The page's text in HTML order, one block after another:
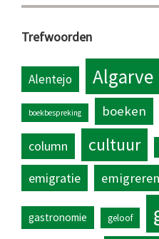
Trefwoorden
Alentejo Algarve
boekbespreking boeken
column cultuur
emigratie emigreren
gastronomie geloof